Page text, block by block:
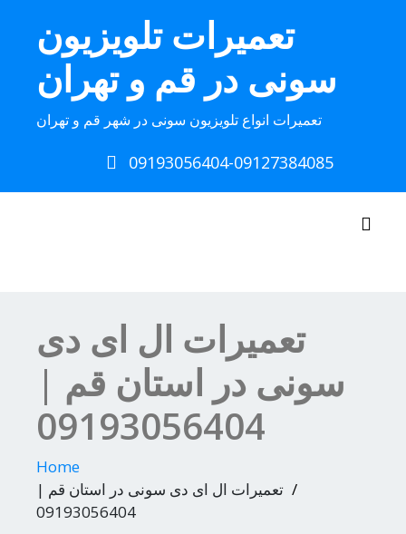
تعمیرات تلویزیون
سونی در قم و تهران
تعمیرات انواع تلویزیون سونی در شهر قم و تهران
09193056404-09127384085
Toggle navigation
تعمیرات ال ای دی
سونی در استان قم |
09193056404
Home
تعمیرات ال ای دی سونی در استان قم |
09193056404